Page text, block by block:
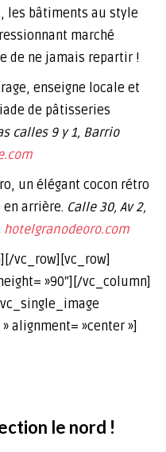
les bâtiments au style
marché
de ne jamais repartir !
enseigne locale et
de pâtisseries
calles 9 y 1, Barrio
un élégant cocon rétro
arrière. Calle 30, Av 2,
hotelgranodeoro.com
vc_row][vc_row]
»90″][/vc_column]
alignment= »center »]
le nord !